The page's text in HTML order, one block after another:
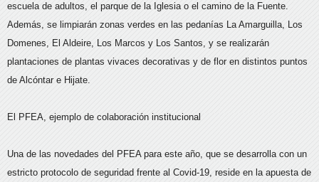
escuela de adultos, el parque de la Iglesia o el camino de la Fuente.
Además, se limpiarán zonas verdes en las pedanías La Amarguilla, Los
Domenes, El Aldeire, Los Marcos y Los Santos, y se realizarán
plantaciones de plantas vivaces decorativas y de flor en distintos puntos
de Alcóntar e Hijate.
El PFEA, ejemplo de colaboración institucional
Una de las novedades del PFEA para este año, que se desarrolla con un
estricto protocolo de seguridad frente al Covid-19, reside en la apuesta de